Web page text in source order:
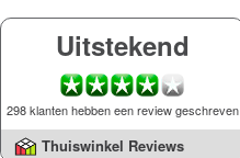
Uitstekend
298 klanten hebben een review geschreven
Thuiswinkel Reviews